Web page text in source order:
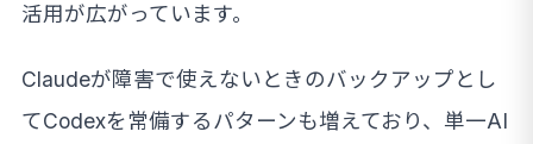
活用が広がっています。
Claudeが障害で使えないときのバックアップとし
てCodexを常備するパターンも増えており、単一AI